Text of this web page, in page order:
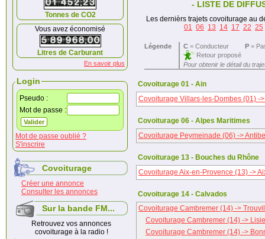
Tonnes de CO2
Vous avez économisé
Litres de Carburant
En savoir plus
Login
Pseudo :
Mot de passe :
Mot de passe oublié ?
S'inscrire
Covoiturage
Créer une annonce
Consulter les annonces
Sur la bande FM...
Retrouvez vos annonces
covoiturage à la radio !
- LISTE DE
Les dernièrs trajets covoiturage au
01 06 13 14 17 22 25
Légende C= Conducteur P=
Retour proposé
Pour obtenir le détail du
Covoiturage 01 - Ain
Covoiturage Villars-les-Dombes (01) -
Covoiturage 06 - Alpes Maritimes
Covoiturage Peymeinade (06) ->
Covoiturage 13 - Bouches du Rhône
Covoiturage Aix-en-Provence (13) ->
Covoiturage 14 - Calvados
Covoiturage Cambremer (14) ->
Covoiturage Cambremer (14) ->
Covoiturage Cambremer (14) ->